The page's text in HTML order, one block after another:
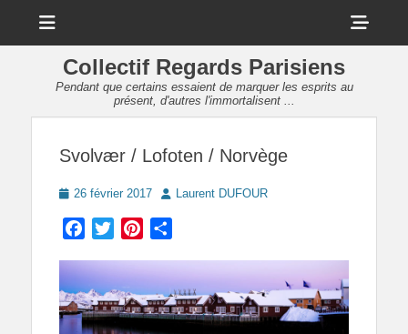
Collectif Regards Parisiens
Pendant que certains essaient de marquer les esprits au
présent, d'autres l'immortalisent ...
Svolvær / Lofoten / Norvège
Posted
26 février 2017 AuthorLaurent DUFOUR
Facebook
TwitterPinterest